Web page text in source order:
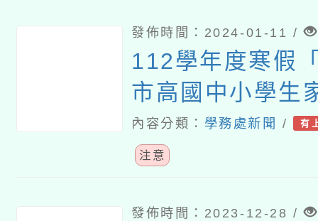
發佈時間：2024-01-11 /
112學年度寒假
市高國中小學生
信」一案
內容分類： 學務處新聞 / 有
注意
發佈時間：2023-12-28 /